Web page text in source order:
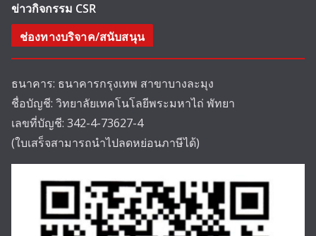
ข่าวกิจกรรม CSR
ช่องทางบริจาค/สนับสนุน
ธนาคาร: ธนาคารกรุงเทพ สาขาบางละมุง
ชื่อบัญชี: วิทยาลัยเทคโนโลยีพระมหาไถ่ พัทยา
เลขที่บัญชี: 342-4-73627-4
(ใบเสร็จสามารถนำไปลดหย่อนภาษีได้)